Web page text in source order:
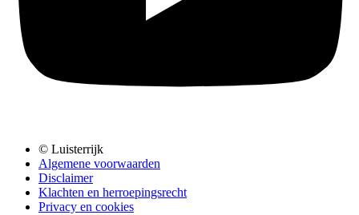
© Luisterrijk
Algemene voorwaarden
Disclaimer
Klachten en herroepingsrecht
Privacy en cookies